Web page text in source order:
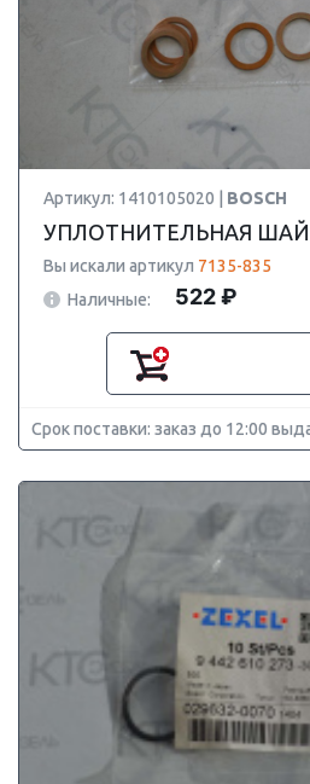
Артикул: 1410105020 | BOSCH
УПЛОТНИТЕЛЬНАЯ
Вы искали артикул 7135-835
Наличные:
522 ₽
Срок поставки: заказ до 12:00